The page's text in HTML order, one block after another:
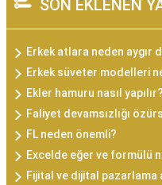
SON EKLENEN
Erkek atlara neden aygır
Erkek süveter modelleri
Ekler hamuru nasıl yapılır?
Faliyet devamsızlığı
FL neden önemli?
Excelde eğer ve formülü
Fijital ve dijital pazarlama